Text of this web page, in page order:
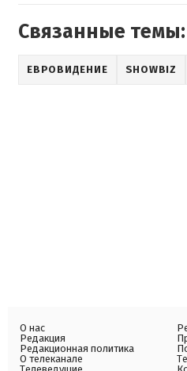
Связанные темы:
ЕВРОВИДЕНИЕ SHOWBIZ
О нас
Редакция
Редакционная политика
О телеканале